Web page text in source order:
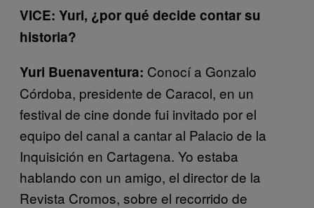
VICE: Yuri, ¿por qué decide contar su
historia?
Yuri Buenaventura: Conocí a Gonzalo
Córdoba, presidente de Caracol, en un
festival de cine donde fui invitado por el
equipo del canal a cantar al Palacio de la
Inquisición en Cartagena. Yo estaba
hablando con un amigo, el director de la
Revista Cromos, sobre el recorrido de